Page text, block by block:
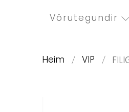
Vörutegundir
Heim VIP